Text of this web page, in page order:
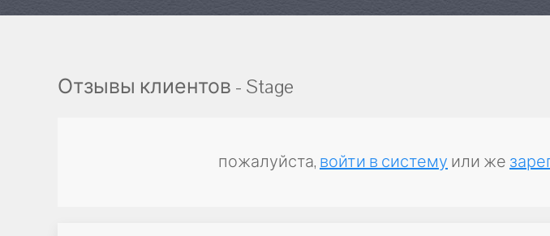
Отзывы клиентов - Stage
пожалуйста, войти в систему или же